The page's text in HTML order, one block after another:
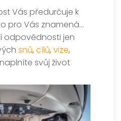
Vás předurčuje k
pro Vás znamená…
odpovědnosti jen
snů, cílů, vize,
svůj život